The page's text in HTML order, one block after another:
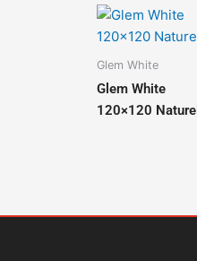
Glem White
Glem White
120×120 Naturel